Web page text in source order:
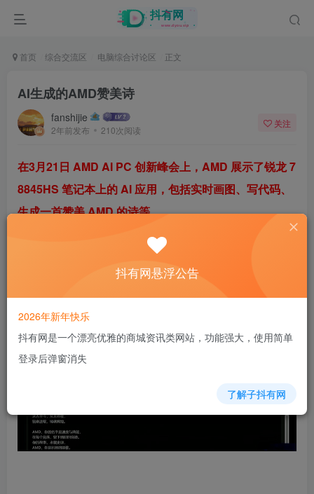
首页 综合交流区 电脑综合讨论区 正文
AI生成的AMD赞美诗
fanshijie
2年前发布 210次阅读
关注
在3月21日 AMD AI PC 创新峰会上，AMD 展示了锐龙 7
8845HS 笔记本上的 AI 应用，包括实时画图、写代码、
生成一首赞美 AMD 的诗等。
抖有网悬浮公告
2026年新年快乐
抖有网是一个漂亮优雅的商城资讯类网站，功能强大，使用简单
登录后弹窗消失
了解子抖有网